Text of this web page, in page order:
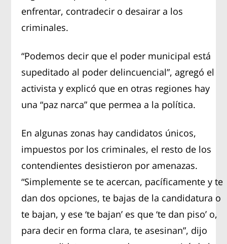
enfrentar, contradecir o desairar a los
criminales.
“Podemos decir que el poder municipal está
supeditado al poder delincuencial”, agregó el
activista y explicó que en otras regiones hay
una “paz narca” que permea a la política.
En algunas zonas hay candidatos únicos,
impuestos por los criminales, el resto de los
contendientes desistieron por amenazas.
“Simplemente se te acercan, pacíficamente y te
dan dos opciones, te bajas de la candidatura o
te bajan, y ese ‘te bajan’ es que ‘te dan piso’ o,
para decir en forma clara, te asesinan”, dijo